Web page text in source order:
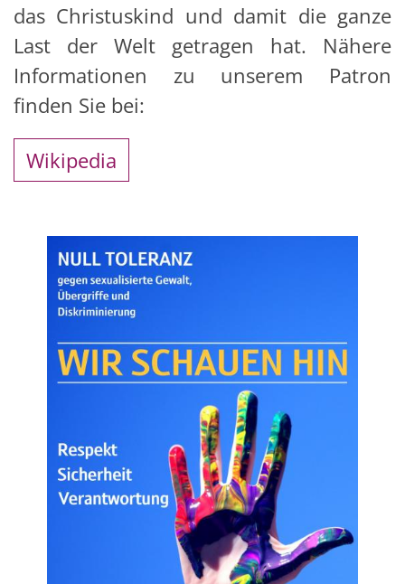
das Christuskind und damit die ganze
Last der Welt getragen hat. Nähere
Informationen zu unserem Patron
finden Sie bei:
Wikipedia